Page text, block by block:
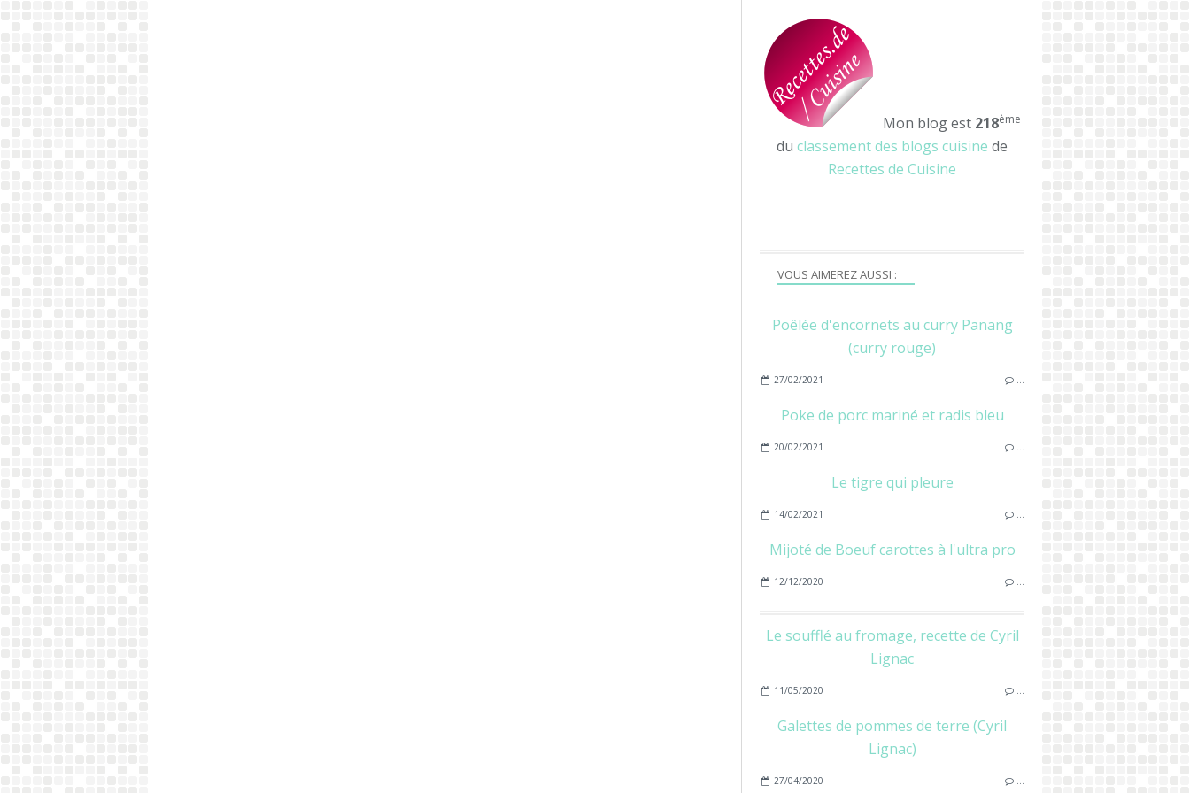
VOUS AIMEREZ AUSSI :
Poêlée d'encornets au curry Panang
(curry rouge)
27/02/2021 …
Poke de porc mariné et radis bleu
20/02/2021 …
Le tigre qui pleure
14/02/2021 …
Mijoté de Boeuf carottes à l'ultra pro
12/12/2020 …
Le soufflé au fromage, recette de Cyril
Lignac
11/05/2020 …
Galettes de pommes de terre (Cyril
Lignac)
27/04/2020 …
Mon blog est 218ème
du classement des blogs cuisine de
Recettes de Cuisine